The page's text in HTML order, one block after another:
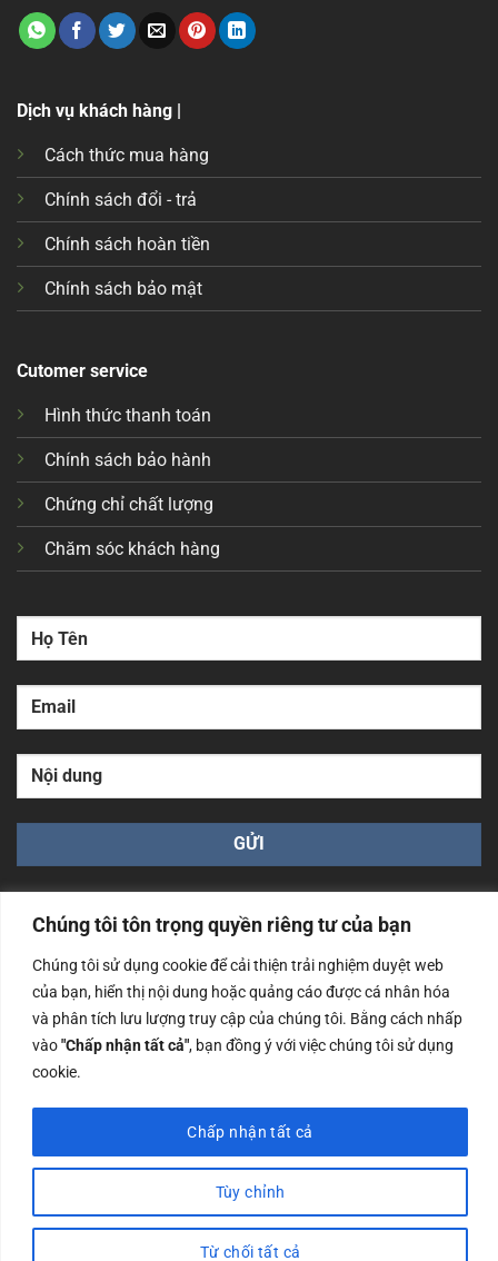
Chúng tôi tôn trọng quyền riêng tư của bạn
Chúng tôi sử dụng cookie để cải thiện trải nghiệm duyệt web
của bạn, hiển thị nội dung hoặc quảng cáo được cá nhân hóa
và phân tích lưu lượng truy cập của chúng tôi. Bằng cách nhấp
vào"Chấp nhận tất cả", bạn đồng ý với việc chúng tôi sử dụng
cookie.
Tùy chỉnh
Từ chối tất cả
Chấp nhận tất cả
Dịch vụ khách hàng |
Cách thức mua hàng
Chính sách đổi - trả
Chính sách hoàn tiền
Chính sách bảo mật
Cutomer service
Hình thức thanh toán
Chính sách bảo hành
Chứng chỉ chất lượng
Chăm sóc khách hàng
Công ty TNHH Nam Bình Xương - Số ĐKKD: 0108783483
cấp ngày 14/06/2019 bởi Sở Kế Hoạch và Đầu Tư Tp. Hà
Nội
Copyrights @2023 Nam Binh Xuong. All Rights Reserved